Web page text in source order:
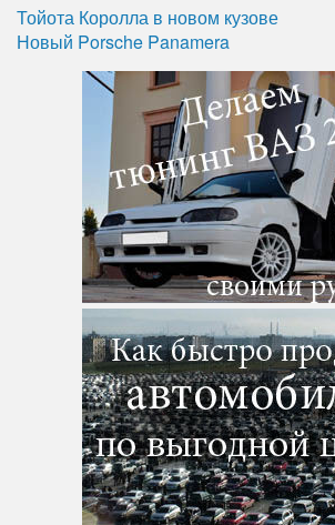
Тойота Королла в новом кузове
Новый Porsche Panamera